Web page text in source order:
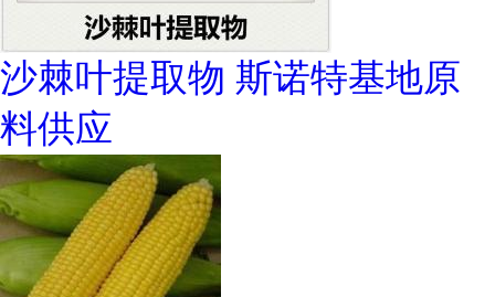
沙棘叶提取物 斯诺特基地原
料供应